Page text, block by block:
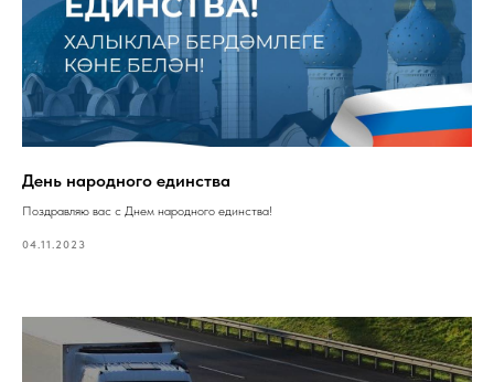
День народного единства
Поздравляю вас с Днем народного единства!
04.11.2023